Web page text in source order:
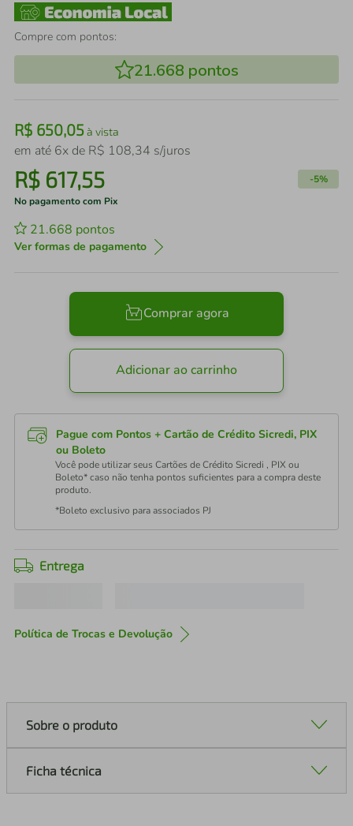
Compre com pontos:
21.668 pontos
R$ 650,05à vista
em até 6x de R$ 108,34 s/juros
R$ 617,55 -5%
No pagamento com Pix
21.668 pontos
Ver formas de pagamento
Comprar agora
Adicionar ao carrinho
Pague com Pontos + Cartão de Crédito Sicredi, PIX
ou Boleto
Você pode utilizar seus Cartões de Crédito Sicredi , PIX ou
Boleto* caso não tenha pontos suficientes para a compra deste
produto.
*Boleto exclusivo para associados PJ
Entrega
Política de Trocas e Devolução
Sobre o produto
Ficha técnica